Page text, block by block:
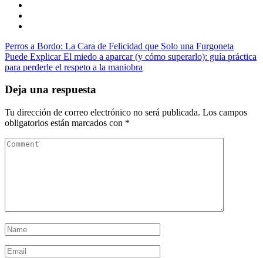
Perros a Bordo: La Cara de Felicidad que Solo una Furgoneta
Puede ExplicarEl miedo a aparcar (y cómo superarlo): guía práctica
para perderle el respeto a la maniobra
Deja una respuesta
Tu dirección de correo electrónico no será publicada. Los campos
obligatorios están marcados con *